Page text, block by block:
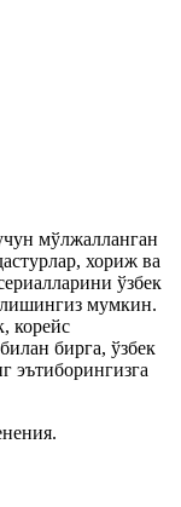
мўлжалланган
хориж ва
ўзбек
мумкин.
корейс
бирга, ўзбек
эътиборингизга